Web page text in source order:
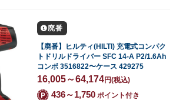
廃番
【廃番】ヒルティ(HILTI) 充電式コンパク
トドリルドライバー SFC 14-A P2/1.6Ah
コンボ 3516822〜ケース 429275
16,005～64,174円(税込)
436～1,750 ポイント付き